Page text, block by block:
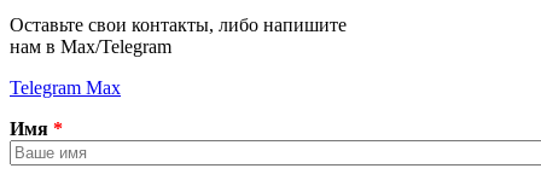
Оставьте свои контакты, либо напишите
нам в Max/Telegram
Telegram Max
Имя *